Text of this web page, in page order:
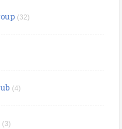
(32)
(4)
(3)